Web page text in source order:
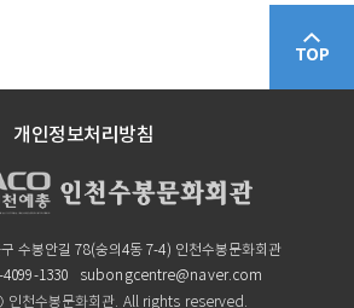
TOP
개인정보처리방침
수봉안길 78(숭의4동 7-4) 인천수봉문화회관
4099-1330
subongcentre@naver.com
천수봉문화회관. All rights reserved.